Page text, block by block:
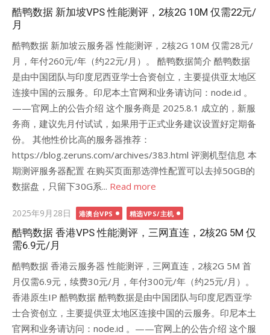
on
酷鸭数据 新加坡VPS 性能测评，2核2G 10M 仅需22元/
月
酷鸭数据 新加坡云服务器 性能测评，2核2G 10M 仅需28元/
月，年付260元/年（约22元/月）。 酷鸭数据简介 酷鸭数据
是由中国团队与印度尼西亚学士合资创立，主要提供亚太地区
连接中国的云服务。印尼本土官网和业务请访问：node.id 。
——官网上的公告介绍 这个服务商是 2025.8.1 成立的，新服
务商，建议先月付试试，如果用于正式业务建议设置好定期备
份。 其他性价比高的服务器推荐：
https://blog.zeruns.com/archives/383.html 评测机型信息 本
期测评服务器配置 在购买页面那选弹性配置可以去掉50GB的
数据盘，只留下30G系... Read more
Posted
on
2025年9月28日 港澳台VPS 精选VPS/主机
酷鸭数据 香港VPS 性能测评，三网直连，2核2G 5M 仅
需6.9元/月
酷鸭数据 香港云服务器 性能测评，三网直连，2核2G 5M 首
月仅需6.9元，续费30元/月，年付300元/年（约25元/月）。
香港原生IP 酷鸭数据 酷鸭数据是由中国团队与印度尼西亚学
士合资创立，主要提供亚太地区连接中国的云服务。印尼本土
官网和业务请访问：node.id 。——官网上的公告介绍 这个服